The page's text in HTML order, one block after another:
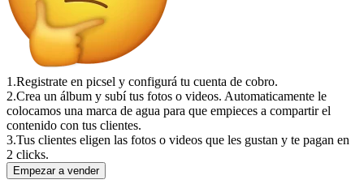
1.Registrate en picsel y configurá tu cuenta de cobro.
2.Crea un álbum y subí tus fotos o videos. Automaticamente le
colocamos una marca de agua para que empieces a compartir el
contenido con tus clientes.
3.Tus clientes eligen las fotos o videos que les gustan y te pagan en
2 clicks.
Empezar a vender